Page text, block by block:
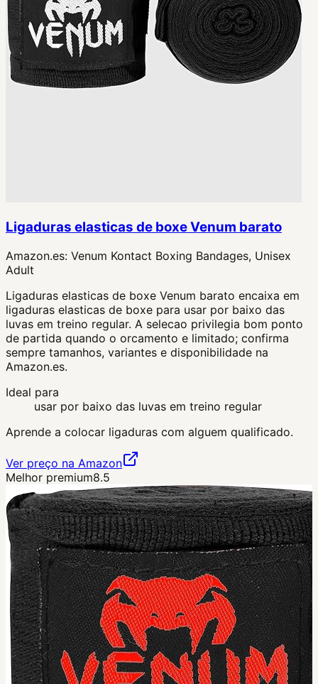
Ligaduras elasticas de boxe Venum barato
Amazon.es: Venum Kontact Boxing Bandages, Unisex
Adult
Ligaduras elasticas de boxe Venum barato encaixa em
ligaduras elasticas de boxe para usar por baixo das
luvas em treino regular. A selecao privilegia bom ponto
de partida quando o orcamento e limitado; confirma
sempre tamanhos, variantes e disponibilidade na
Amazon.es.
Ideal para
usar por baixo das luvas em treino regular
Aprende a colocar ligaduras com alguem qualificado.
Ver preço na Amazon
Melhor premium8.5